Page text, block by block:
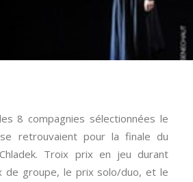
8 compagnies sélectionnées le
retrouvaient pour la finale du
Troix prix en jeu durant
de groupe, le prix solo/duo, et le